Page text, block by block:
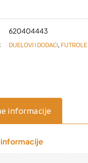
620404443
DIJELOVI I DODACI, FUTROLE
informacije